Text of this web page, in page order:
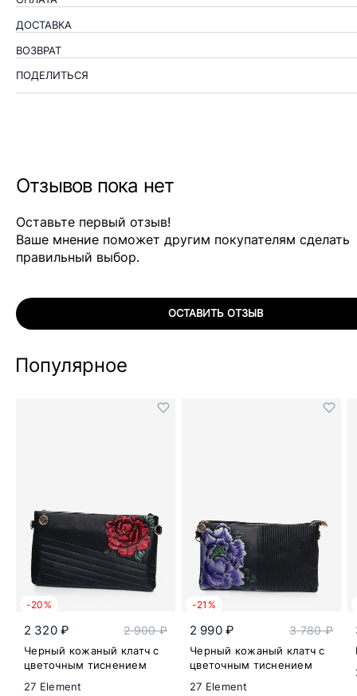
ДОСТАВКА
ВОЗВРАТ
ПОДЕЛИТЬСЯ
Отзывов пока нет
Оставьте первый отзыв!
Ваше мнение поможет другим покупателям сделать
правильный выбор.
ОСТАВИТЬ ОТЗЫВ
Популярное
-20%
2 320 ₽ 2 900 ₽
Черный кожаный клатч с
цветочным тиснением
27 Element
-21%
2 990 ₽ 3 780 ₽
Черный кожаный клатч с
цветочным тиснением
27 Element